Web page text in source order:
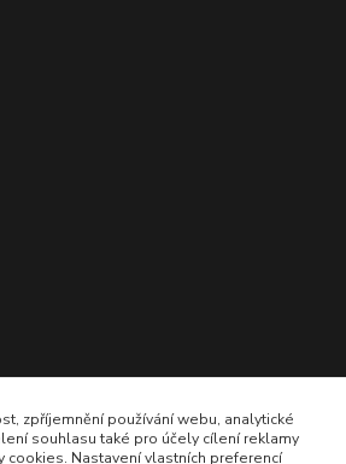
zpříjemnění používání webu, analytické
souhlasu také pro účely cílení reklamy
cookies. Nastavení vlastních preferencí